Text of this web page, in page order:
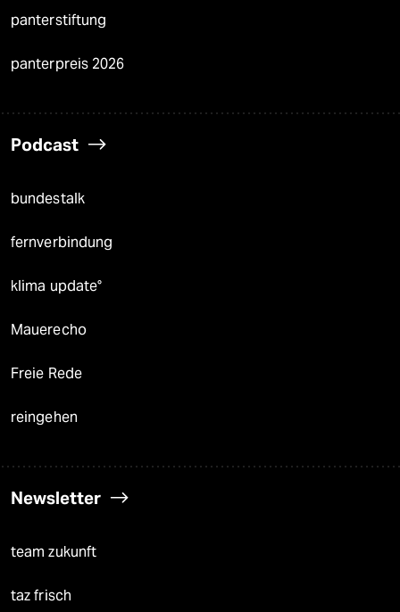
panterstiftung
panterpreis 2026
Podcast
bundestalk
fernverbindung
klima update°
Mauerecho
Freie Rede
reingehen
Newsletter
team zukunft
taz frisch